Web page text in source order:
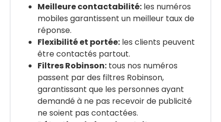
Meilleure contactabilité: les numéros
mobiles garantissent un meilleur taux de
réponse.
Flexibilité et portée: les clients peuvent
être contactés partout.
Filtres Robinson: tous nos numéros
passent par des filtres Robinson,
garantissant que les personnes ayant
demandé à ne pas recevoir de publicité
ne soient pas contactées.